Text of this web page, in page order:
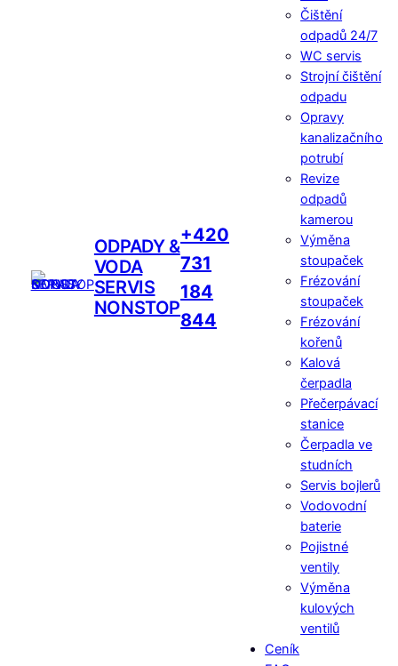
ODPADY &
VODA
SERVIS
NONSTOP
+420
731
184
844
Čištění
odpadů 24/7
WC servis
Strojní čištění
odpadu
Opravy
kanalizačního
potrubí
Revize
odpadů
kamerou
Výměna
stoupaček
Frézování
stoupaček
Frézování
kořenů
Kalová
čerpadla
Přečerpávací
stanice
Čerpadla ve
studních
Servis bojlerů
Vodovodní
baterie
Pojistné
ventily
Výměna
kulových
ventilů
Ceník